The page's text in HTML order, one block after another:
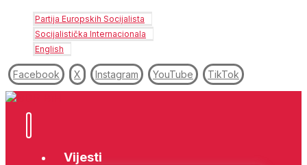
Partija Europskih Socijalista
Socijalistička Internacionala
English
Facebook X Instagram YouTube TikTok
Vijesti